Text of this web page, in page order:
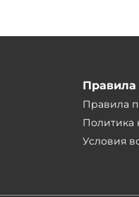
Правила
Правила
Политика
Условия